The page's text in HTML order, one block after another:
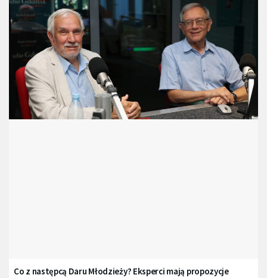
Co z następcą Daru Młodzieży? Eksperci mają propozycje